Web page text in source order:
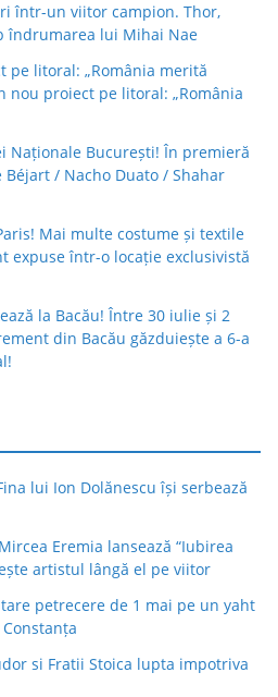
într-un viitor campion. Thor,
îndrumarea lui Mihai Nae
pe litoral: „România merită
nou proiect pe litoral: „România
Naționale București! În premieră
/ Nacho Duato / Shahar
Mai multe costume și textile
expuse într-o locație exclusivistă
la Bacău! Între 30 iulie și 2
din Bacău găzduiește a 6-a
lui Ion Dolănescu își serbează
Mircea Eremia lansează “Iubirea
artistul lângă el pe viitor
petrecere de 1 mai pe un yaht
si Fratii Stoica lupta impotriva